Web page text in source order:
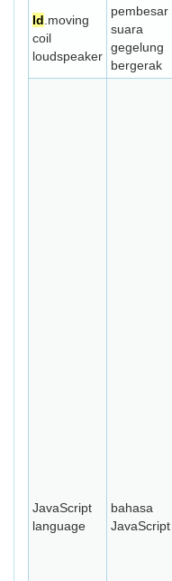
Id .moving
coil
loudspeaker
pembesar
suara
gegelung
bergerak
JavaScript
language
bahasa
JavaScript